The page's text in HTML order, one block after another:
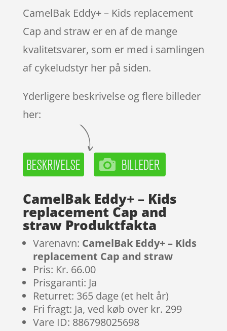
ømmels
er
CamelBak Eddy+ – Kids replacement
Cap and straw er en af de mange
kvalitetsvarer, som er med i samlingen
af cykeludstyr her på siden.
Yderligere beskrivelse og flere billeder
her:
CamelBak Eddy+ – Kids
replacement Cap and
straw Produktfakta
Varenavn: CamelBak Eddy+ – Kids
replacement Cap and straw
Pris: Kr. 66.00
Prisgaranti: Ja
Returret: 365 dage (et helt år)
Fri fragt: Ja, ved køb over kr. 299
Vare ID: 886798025698